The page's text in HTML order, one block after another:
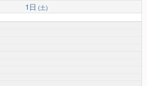
1日 (土)